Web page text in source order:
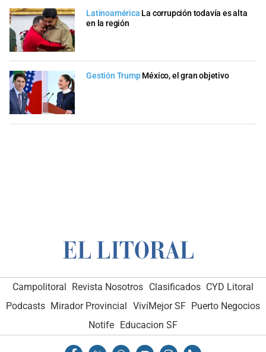
Latinoamérica La corrupción todavía es alta
en la región
Gestión Trump México, el gran objetivo
Campolitoral Revista Nosotros Clasificados CYD Litoral
Podcasts Mirador Provincial VivíMejor SF Puerto Negocios
Notife
Educacion SF